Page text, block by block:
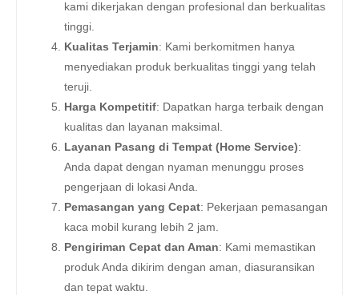
kami dikerjakan dengan profesional dan berkualitas
tinggi.
Kualitas Terjamin: Kami berkomitmen hanya
menyediakan produk berkualitas tinggi yang telah
teruji.
Harga Kompetitif: Dapatkan harga terbaik dengan
kualitas dan layanan maksimal.
Layanan Pasang di Tempat (Home Service):
Anda dapat dengan nyaman menunggu proses
pengerjaan di lokasi Anda.
Pemasangan yang Cepat: Pekerjaan pemasangan
kaca mobil kurang lebih 2 jam.
Pengiriman Cepat dan Aman: Kami memastikan
produk Anda dikirim dengan aman, diasuransikan
dan tepat waktu.